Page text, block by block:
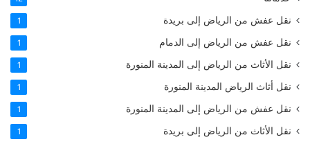
نقل عفش من الرياض إلى بريدة 1
نقل عفش من الرياض إلى الدمام 1
نقل الأثاث من الرياض إلى المدينة المنورة 1
نقل أثاث الرياض المدينة المنورة 1
نقل عفش من الرياض إلى المدينة المنورة 1
نقل الأثاث من الرياض إلى بريدة 1